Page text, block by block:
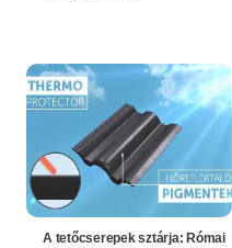
A tetőcserepek sztárja: Római